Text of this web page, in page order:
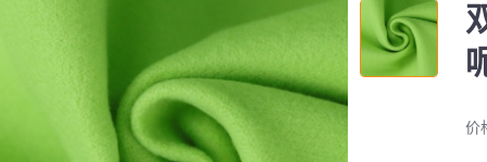
价